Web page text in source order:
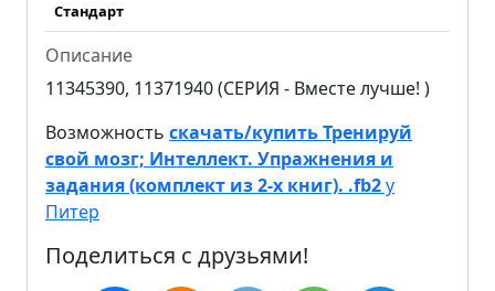
Стандарт
Описание
11345390, 11371940 (СЕРИЯ - Вместе лучше! )
Возможность скачать/купить Тренируй
свой мозг; Интеллект. Упражнения и
задания (комплект из 2-х книг). .fb2у
Питер
Поделиться с друзьями!